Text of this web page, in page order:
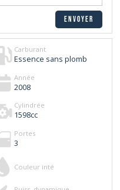
Carburant
Essence sans plomb
Année
2008
Cylindrée
1598cc
Portes
3
Couleur inté